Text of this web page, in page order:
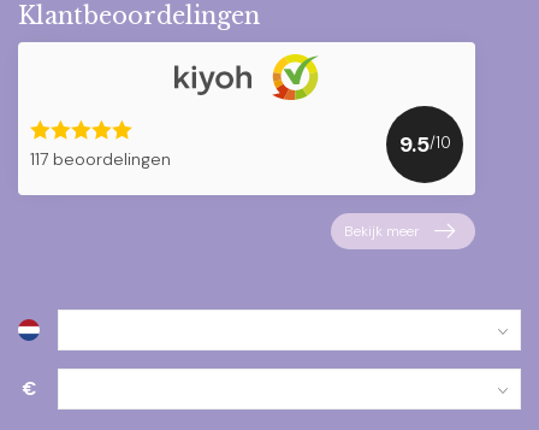
Klantbeoordelingen
117 beoordelingen
9.5/10
Bekijk meer
€